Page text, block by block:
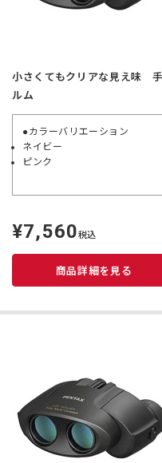
小さくてもクリアな見え味
ルム
●カラーバリエーション
ネイビー
ピンク
定
価
¥7,560税込
商品詳細を見る
ラ
商